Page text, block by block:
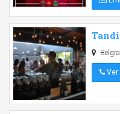
Ver